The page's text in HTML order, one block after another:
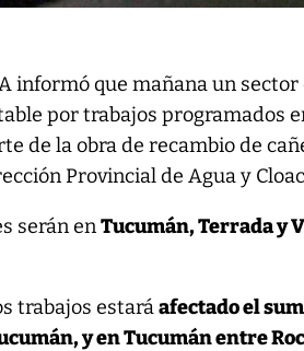
informó que mañana un
por trabajos programados
de la obra de recambio de
Provincial de Agua y
serán enTucumán, Terrada y
trabajos estaráafectado el
y en Tucumán entre